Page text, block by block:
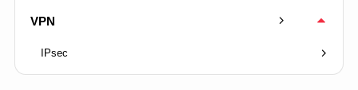
VPN
IPsec